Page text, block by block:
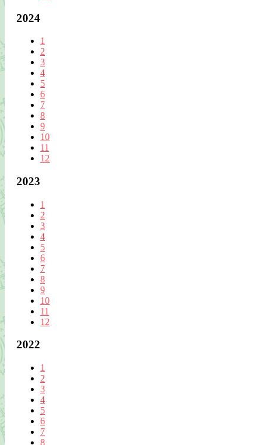
2024
1
2
3
4
5
6
7
8
9
10
11
12
2023
1
2
3
4
5
6
7
8
9
10
11
12
2022
1
2
3
4
5
6
7
8